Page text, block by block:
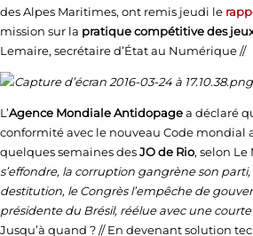
des Alpes Maritimes, ont remis jeudi le
mission sur la pratique compétitive des
Lemaire, secrétaire d’État au Numérique //
L’Agence Mondiale Antidopagea déclaré
conformité avec le nouveau Code mondial
quelques semaines desJO de Rio, selon Le
s’effondre, la corruption gangrène son
destitution, le Congrès l’empêche de
présidente du Brésil, réélue avec une
Jusqu’à quand ? // En devenant solution